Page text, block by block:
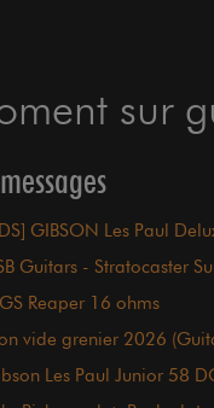
sur
GIBSON Les Paul
Guitars - Stratocaster
Reaper 16 ohms
vide grenier 2026
Les Paul Junior 58